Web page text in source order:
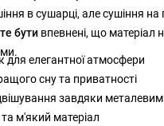
в сушарці, але сушіння
бути впевнені, що матеріал
для елегантної атмосфери
сну та приватності
завдяки
м'який матеріал